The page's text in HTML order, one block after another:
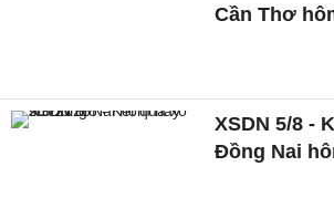
Cần Thơ
XSDN 5/8 -
Đồng Nai